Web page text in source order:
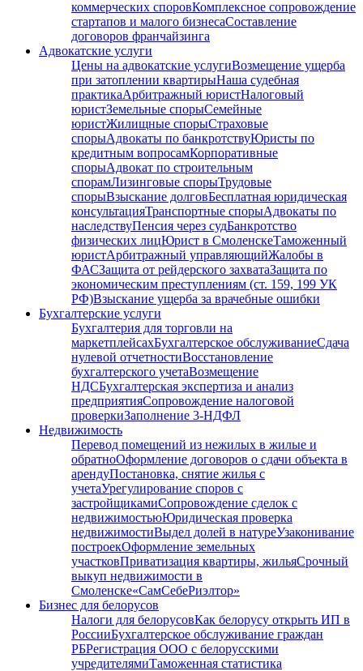
коммерческих споровКомплексное сопровождение
стартапов и малого бизнесаСоставление
договоров франчайзинга
Адвокатские услуги
Цены на адвокатские услугиВозмещение ущерба
при затоплении квартирыНаша судебная
практикаАрбитражный юристНалоговый
юристЗемельные спорыСемейные
юристЖилищные спорыСтраховые
спорыАдвокаты по банкротствуЮристы по
кредитным вопросамКорпоративные
спорыАдвокат по строительным
спорамЛизинговые спорыТрудовые
спорыВзыскание долговБесплатная юридическая
консультацияТранспортные спорыАдвокаты по
наследствуПенсия через судБанкротство
физических лицЮрист в СмоленскеТаможенный
юристАрбитражный управляющийЖалобы в
ФАСЗащита от рейдерского захватаЗащита по
экономическим преступлениям (ст. 159, 199 УК
РФ)Взыскание ущерба за врачебные ошибки
Бухгалтерские услуги
Бухгалтерия для торговли на
маркетплейсахБухгалтерское обслуживаниеСдача
нулевой отчетностиВосстановление
бухгалтерского учетаВозмещение
НДСБухгалтерская экспертиза и анализ
предприятияСопровождение налоговой
проверкиЗаполнение 3-НДФЛ
Недвижимость
Перевод помещений из нежилых в жилые и
обратноОформление договоров о сдачи объекта в
арендуПостановка, снятие жилья с
учетаУрегулирование споров с
застройщикамиСопровождение сделок с
недвижимостьюЮридическая проверка
недвижимостиВыдел долей в натуреУзаконивание
построекОформление земельных
участковПриватизация квартиры, жильяСрочный
выкуп недвижимости в
Cмоленске«СамСебеРиэлтор»
Бизнес для белорусов
Налоги для белорусовКак белорусу открыть ИП в
РоссииБухгалтерское обслуживание граждан
РБРегистрация ООО с белорусскими
учредителямиТаможенная статистика